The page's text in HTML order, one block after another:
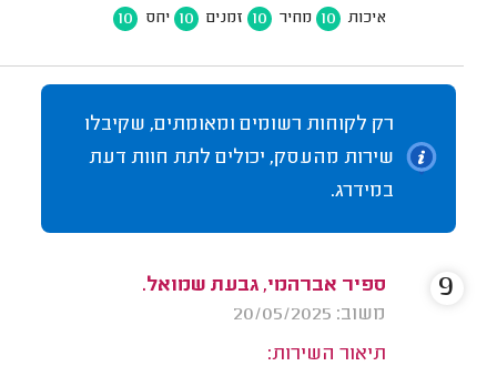
איכות 10 מחיר 10 זמנים 10 יחס 10
רק לקוחות רשומים ומאומתים, שקיבלו
שירות מהעסק, יכולים לתת חוות דעת
במידרג.
ספיר אברהמי, גבעת שמואל.
משוב: 20/05/2025
תיאור השירות:
9